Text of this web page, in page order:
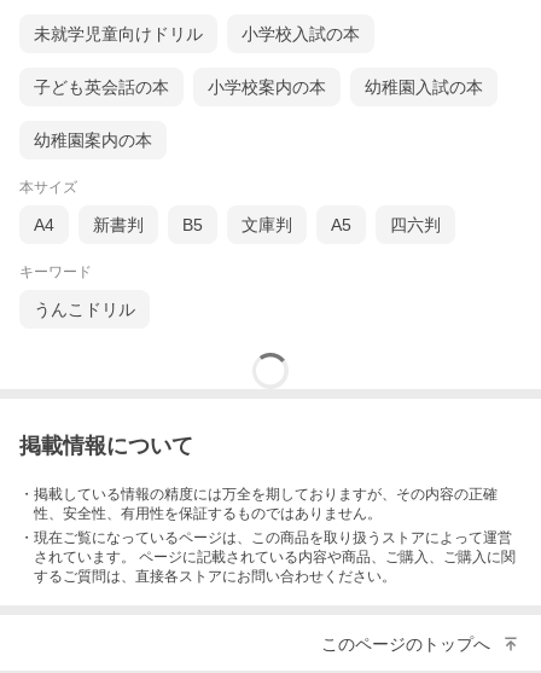
未就学児童向けドリル 小学校入試の本
子ども英会話の本 小学校案内の本 幼稚園入試の本
幼稚園案内の本
本サイズ
A4 新書判 B5 文庫判 A5 四六判
キーワード
うんこドリル
掲載情報について
・掲載している情報の精度には万全を期しておりますが、その内容の正確
性、安全性、有用性を保証するものではありません。
・現在ご覧になっているページは、この商品を取り扱うストアによって運営
されています。 ページに記載されている内容や商品、ご購入 、ご購入に関
するご質問は、直接各ストアにお問い合わせください。
このページのトップへ